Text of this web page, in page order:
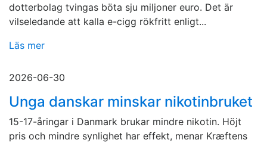
dotterbolag tvingas böta sju miljoner euro. Det är
vilseledande att kalla e-cigg rökfritt enligt...
Läs mer
2026-06-30
Unga danskar minskar nikotinbruket
15-17-åringar i Danmark brukar mindre nikotin. Höjt
pris och mindre synlighet har effekt, menar Kræftens